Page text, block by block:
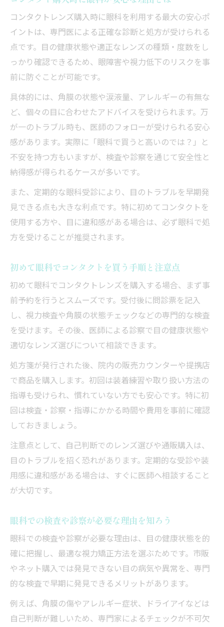
初めての購入時に眼科受診が推奨される理
由
処方箋が必要な理由と眼科での利点
眼科で処方箋が求められる理由を知ろう
正確な処方は眼科でしか得られない安心感
処方箋だけ出してもらう際の注意点
眼科で得られるプロのアドバイスの利点
眼科受診の処方箋が安全性につながる理由
失敗しない眼科購入のチェックポイント
初めて眼科を利用する際の準備ポイント
安心して眼科で購入するためのコツ
眼科での購入時に押さえるべき流れ
費用や処方箋など眼科購入時の注意点
コンタクトレンズ購入時に眼科を利用する最大の安心ポ
イントは、専門医による正確な診断と処方が受けられる
点です。目の健康状態や適正なレンズの種類・度数をし
っかり確認できるため、眼障害や視力低下のリスクを事
前に防ぐことが可能です。
具体的には、角膜の状態や涙液量、アレルギーの有無な
ど、個々の目に合わせたアドバイスを受けられます。万
が一のトラブル時も、医師のフォローが受けられる安心
感があります。実際に「眼科で買うと高いのでは？」と
不安を持つ方もいますが、検査や診察を通じて安全性と
納得感が得られるケースが多いです。
また、定期的な眼科受診により、目のトラブルを早期発
見できる点も大きな利点です。特に初めてコンタクトを
使用する方や、目に違和感がある場合は、必ず眼科で処
方を受けることが推奨されます。
初めて眼科でコンタクトを買う手順と注意点
初めて眼科でコンタクトレンズを購入する場合、まず事
前予約を行うとスムーズです。受付後に問診票を記入
し、視力検査や角膜の状態チェックなどの専門的な検査
を受けます。その後、医師による診察で目の健康状態や
適切なレンズ選びについて相談できます。
処方箋が発行された後、院内の販売カウンターや提携店
で商品を購入します。初回は装着練習や取り扱い方法の
指導も受けられ、慣れていない方でも安心です。特に初
回は検査・診察・指導にかかる時間や費用を事前に確認
しておきましょう。
注意点として、自己判断でのレンズ選びや通販購入は、
目のトラブルを招く恐れがあります。定期的な受診や装
用感に違和感がある場合は、すぐに医師へ相談すること
が大切です。
眼科での検査や診察が必要な理由を知ろう
眼科での検査や診察が必要な理由は、目の健康状態を的
確に把握し、最適な視力矯正方法を選ぶためです。市販
やネット購入では発見できない目の病気や異常を、専門
的な検査で早期に発見できるメリットがあります。
例えば、角膜の傷やアレルギー症状、ドライアイなどは
自己判断が難しいため、専門家によるチェックが不可欠